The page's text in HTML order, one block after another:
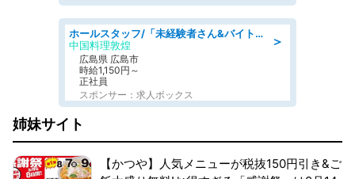
＞
ホールスタッフ/「未経験者さん&バイトデビューも大歓迎」残業ほぼなし×1日3時間〜勤務OK!フォロー体制も充実/広島県/広島市南区
中国料理敦煌
広島県 広島市
時給1,150円～
正社員
スポンサー：求人ボックス
姉妹サイト
【かつや】人気メニューが税抜150円引き&ご